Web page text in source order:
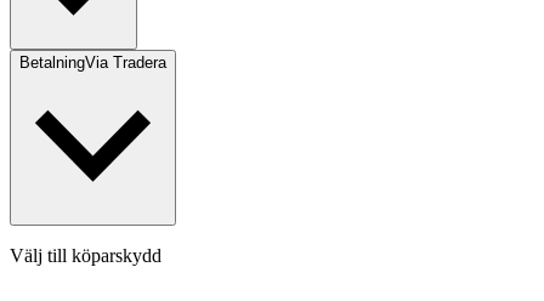
BetalningVia Tradera
Välj till köparskydd